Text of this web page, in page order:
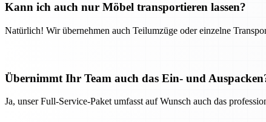
Kann ich auch nur Möbel transportieren lassen?
Natürlich! Wir übernehmen auch Teilumzüge oder einzelne
Übernimmt Ihr Team auch das Ein- und
Ja, unser Full-Service-Paket umfasst auf Wunsch auch das